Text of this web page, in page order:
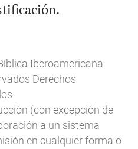
Iberoamericana
Derechos
(con excepción de
a un sistema
en cualquier forma o